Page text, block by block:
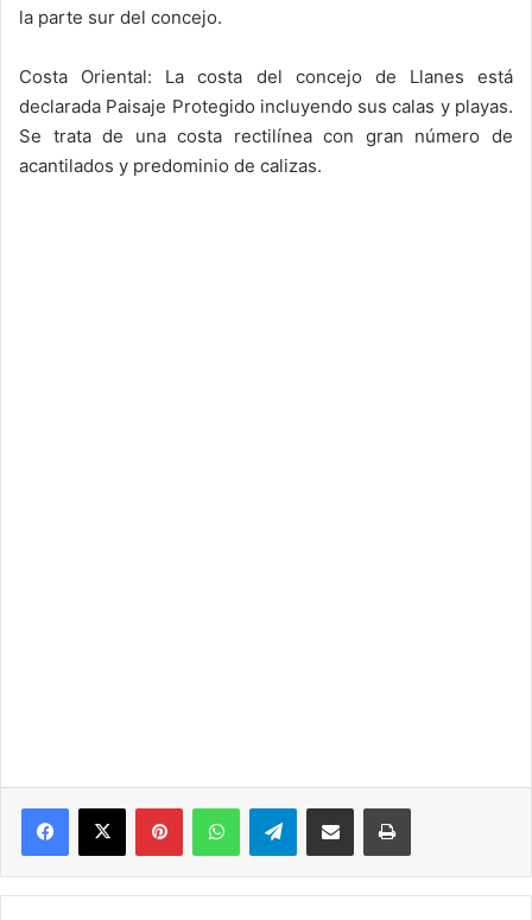
la parte sur del concejo.
Costa Oriental: La costa del concejo de Llanes está
declarada Paisaje Protegido incluyendo sus calas y playas.
Se trata de una costa rectilínea con gran número de
acantilados y predominio de calizas.
PinterestWhatsAppTelegramCompartir por correo electrónicoImprimir